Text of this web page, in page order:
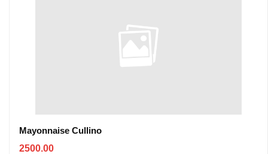
Mayonnaise Cullino
2500.00